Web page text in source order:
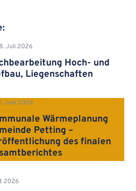
Juli 2026
Hoch- und
Liegenschaften
Juni 2026
Wärmeplanung
Petting –
des finalen
2026